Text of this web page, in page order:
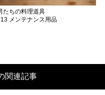
たちの料理道具
メンテナンス用品
関連記事